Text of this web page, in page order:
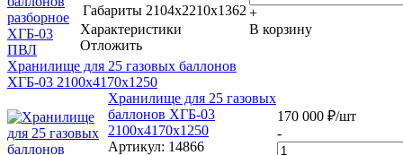
Габариты 2104x2210x1362
Характеристики
Отложить
+
В корзину
Хранилище для 25 газовых баллонов
ХГБ-03 2100x4170x1250
Хранилище для 25 газовых
баллонов ХГБ-03
2100x4170x1250
Артикул: 14866
170 000 ₽/шт
-